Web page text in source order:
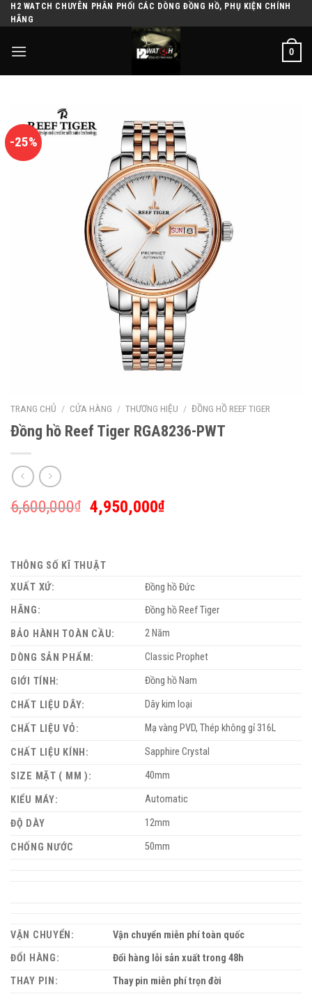
Skip
to
content
H2 WATCH CHUYÊN PHÂN PHỐI CÁC DÒNG ĐỒNG HỒ, PHỤ KIỆN CHÍNH
HÃNG
0
-25%
TRANG CHỦ / CỬA HÀNG / THƯƠNG HIỆU / ĐỒNG HỒ REEF TIGER
Đồng hồ Reef Tiger RGA8236-PWT
6,600,000₫ 4,950,000₫
THÔNG SỐ KĨ THUẬT
XUẤT XỨ:
Đồng hồ Đức
HÃNG:
Đồng hồ Reef Tiger
BẢO HÀNH TOÀN CẦU:
2 Năm
DÒNG SẢN PHẨM: Classic Prophet
GIỚI TÍNH: Đồng hồ Nam
CHẤT LIỆU DÂY: Dây kim loại
CHẤT LIỆU VỎ: Mạ vàng PVD, Thép không gỉ 316L
CHẤT LIỆU KÍNH: Sapphire Crystal
SIZE MẶT ( MM ): 40mm
KIỂU MÁY: Automatic
ĐỘ DÀY 12mm
CHỐNG NƯỚC 50mm
VẬN CHUYỂN:
Vận chuyển miễn phí toàn quốc
ĐỔI HÀNG:
Đổi hàng lỗi sản xuất trong 48h
THAY PIN:
Thay pin miễn phí trọn đời